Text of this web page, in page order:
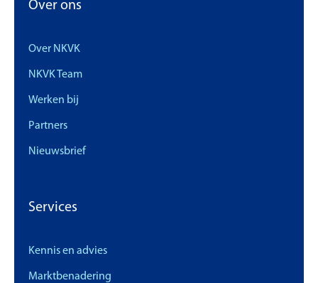
Over ons
Over NKVK
NKVK Team
Werken bij
Partners
Nieuwsbrief
Services
Kennis en advies
Marktbenadering